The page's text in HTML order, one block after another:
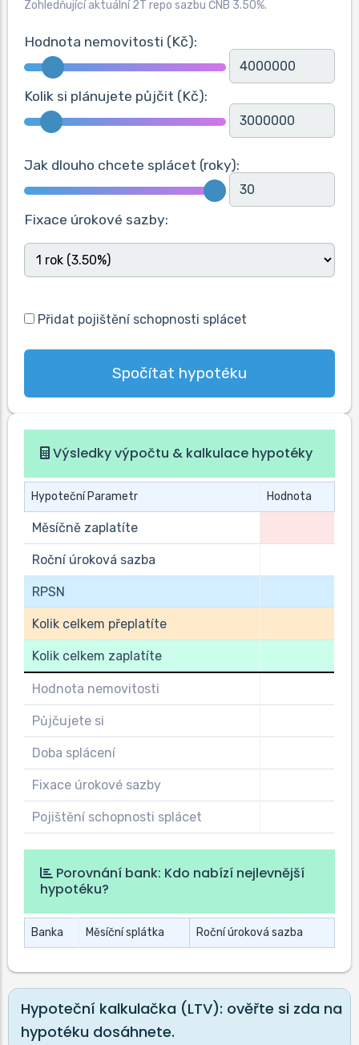
Zohledňující aktuální 2T repo sazbu ČNB 3.50%.
Hodnota nemovitosti (Kč):
Kolik si plánujete půjčit (Kč):
Jak dlouho chcete splácet (roky):
Fixace úrokové sazby:
Přidat pojištění schopnosti splácet
Spočítat hypotéku
Výsledky výpočtu & kalkulace hypotéky
Hypoteční Parametr Hodnota
Měsíčně zaplatíte
Roční úroková sazba
RPSN
Kolik celkem přeplatíte
Kolik celkem zaplatíte
Hodnota nemovitosti
Půjčujete si
Doba splácení
Fixace úrokové sazby
Pojištění schopnosti splácet
Porovnání bank: Kdo nabízí nejlevnější
hypotéku?
Banka Měsíční splátka Roční úroková sazba
Hypoteční kalkulačka (LTV): ověřte si zda na
hypotéku dosáhnete.